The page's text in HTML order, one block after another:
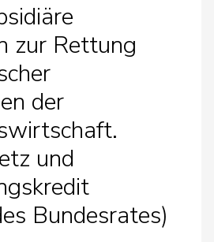
zur Rettung
der
und
Bundesrates)